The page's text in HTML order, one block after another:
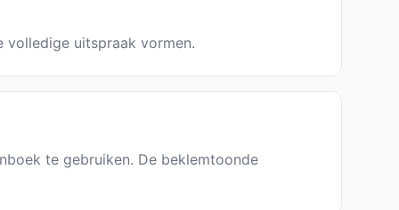
volledige uitspraak vormen.
te gebruiken. De beklemtoonde